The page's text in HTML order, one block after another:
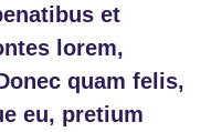
et
lorem,
quam felis,
eu, pretium